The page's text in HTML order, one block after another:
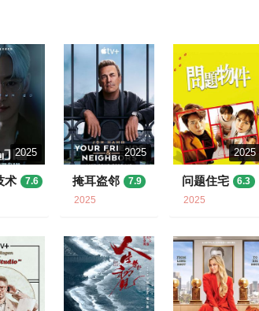
2025
术
7.6
2025
掩耳盗邻
7.9
2025
2025
问题住宅
6.3
2025